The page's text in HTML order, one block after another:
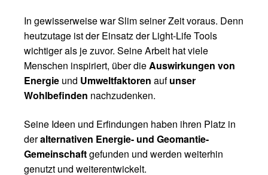
In gewisserweise war Slim seiner Zeit voraus. Denn
heutzutage ist der Einsatz der Light-Life Tools
wichtiger als je zuvor. Seine Arbeit hat viele
Menschen inspiriert, über dieAuswirkungen von
Energie und Umweltfaktoren aufunser
Wohlbefinden nachzudenken.
Seine Ideen und Erfindungen haben ihren Platz in
deralternativen Energie- und Geomantie-
Gemeinschaftgefunden und werden weiterhin
genutzt und weiterentwickelt.